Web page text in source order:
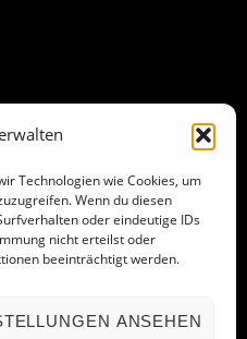
Technologien wie Cookies, um
Wenn du diesen
oder eindeutige IDs
nicht erteilst oder
beeinträchtigt werden.
ANSEHEN